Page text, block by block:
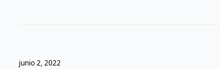
junio 2, 2022